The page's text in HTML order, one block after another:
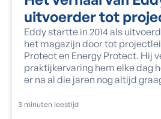
uitvoerder tot
Eddy startte in 2014 als
het magazijn door tot
Protect en Energy Protect. Hij
praktijkervaring hem elke dag
er na al die jaren nog altijd
3 minuten leestijd